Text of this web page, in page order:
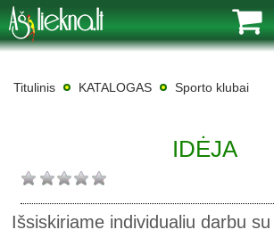
Titulinis KATALOGAS Sporto klubai
IDĖJA
Išsiskiriame individualiu darbu